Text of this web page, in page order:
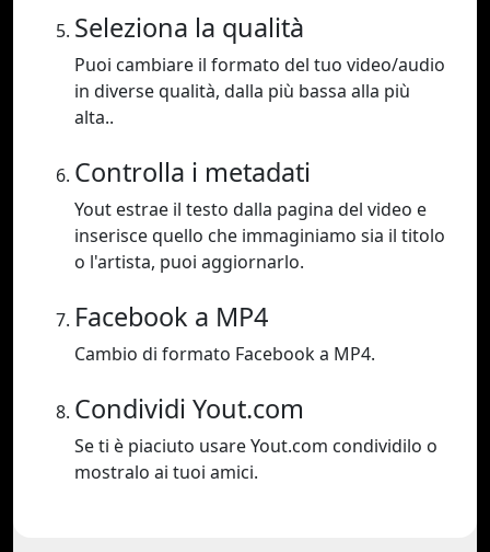
Seleziona la qualità
Puoi cambiare il formato del tuo video/audio
in diverse qualità, dalla più bassa alla più
alta..
Controlla i metadati
Yout estrae il testo dalla pagina del video e
inserisce quello che immaginiamo sia il titolo
o l'artista, puoi aggiornarlo.
Facebook a MP4
Cambio di formato Facebook a MP4.
Condividi Yout.com
Se ti è piaciuto usare Yout.com condividilo o
mostralo ai tuoi amici.